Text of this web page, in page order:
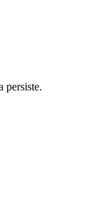
persiste.